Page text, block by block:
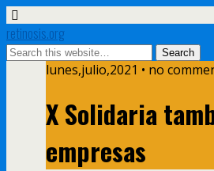
retinosis.org
lunes,julio,2021 • no
X Solidaria
empresas